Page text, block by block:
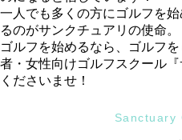
一人でも多くの方にゴルフを
るのがサンクチュアリの使命。
ゴルフを始めるなら、ゴルフ
者・女性向けゴルフスクール
くださいませ！
Sanctuary